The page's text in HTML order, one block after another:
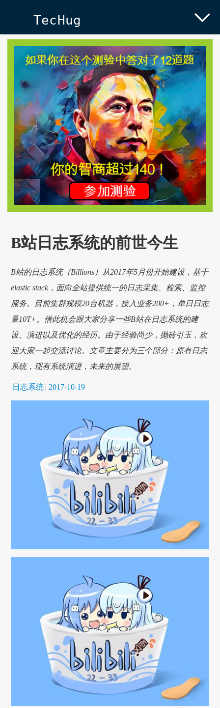
TecHug
B站日志系统的前世今生
B站的日志系统（Billions）从2017年5月份开始建设，基于
elastic stack，面向全站提供统一的日志采集、检索、监控
服务。目前集群规模20台机器，接入业务200+，单日日志
量10T+。借此机会跟大家分享一些B站在日志系统的建
设、演进以及优化的经历。由于经验尚少，抛砖引玉，欢
迎大家一起交流讨论。文章主要分为三个部分：原有日志
系统，现有系统演进，未来的展望。
日志系统 | 2017-10-19